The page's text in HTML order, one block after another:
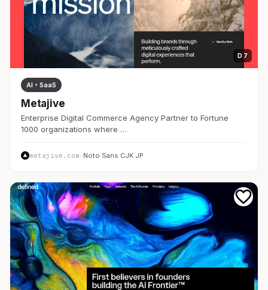
D 7
AI・SaaS
Metajive
Enterprise Digital Commerce Agency Partner to Fortune
1000 organizations where …
metajive.com· Noto Sans CJK JP